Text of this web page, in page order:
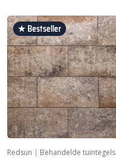
★ Bestseller
Redsun | Behandelde tuintegels